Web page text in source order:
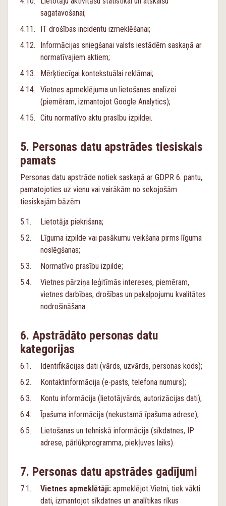
sagatavošanai;
IT drošības incidentu izmeklēšanai;
Informācijas sniegšanai valsts iestādēm saskaņā ar
normatīvajiem aktiem;
Mērķtiecīgai kontekstuālai reklāmai;
Vietnes apmeklējuma un lietošanas analīzei
(piemēram, izmantojot Google Analytics);
Citu normatīvo aktu prasību izpildei.
Personas datu apstrādes tiesiskais
pamats
Personas datu apstrāde notiek saskaņā ar GDPR 6. pantu,
pamatojoties uz vienu vai vairākām no sekojošām
tiesiskajām bāzēm:
Lietotāja piekrišana;
Līguma izpilde vai pasākumu veikšana pirms līguma
noslēgšanas;
Normatīvo prasību izpilde;
Vietnes pārziņa leģitīmās intereses, piemēram,
vietnes darbības, drošības un pakalpojumu kvalitātes
nodrošināšana.
Apstrādāto personas datu
kategorijas
Identifikācijas dati (vārds, uzvārds, personas kods);
Kontaktinformācija (e-pasts, telefona numurs);
Kontu informācija (lietotājvārds, autorizācijas dati);
Īpašuma informācija (nekustamā īpašuma adrese);
Lietošanas un tehniskā informācija (sīkdatnes, IP
adrese, pārlūkprogramma, piekļuves laiks).
Personas datu apstrādes gadījumi
Vietnes apmeklētāji: apmeklējot Vietni, tiek vākti
dati, izmantojot sīkdatnes un analītikas rīkus